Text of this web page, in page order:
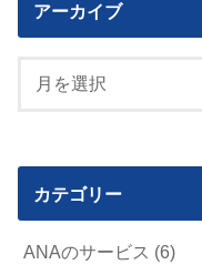
アーカイブ
カテゴリー
ANAのサービス (6)